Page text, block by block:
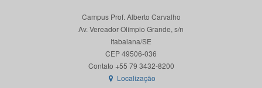
Campus Prof. Alberto Carvalho
Av. Vereador Olímpio Grande, s/n
Itabaiana/SE
CEP 49506-036
Localização